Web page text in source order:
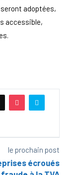
adoptées,
accessible,
le prochain post
écroués